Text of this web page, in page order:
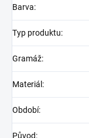
Barva:
Typ produktu:
Gramáž:
Materiál :
Období:
Původ: